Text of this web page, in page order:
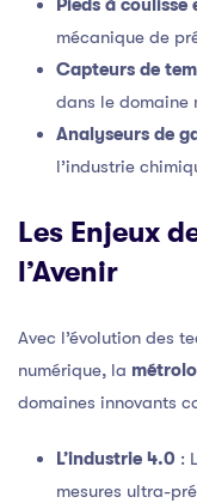
Pieds à
mécanique de
Capteurs de
dans le domaine
Analyseurs de
l’industrie
Les Enjeux
l’Avenir
Avec l’évolution des
numérique, la
domaines innovants
L’industrie 4.0 :
mesures ultra-